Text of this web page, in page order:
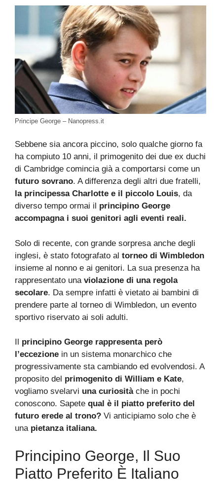
Principe George – Nanopress.it
Sebbene sia ancora piccino, solo qualche giorno fa
ha compiuto 10 anni, il primogenito dei due ex duchi
di Cambridge comincia già a comportarsi come un
futuro sovrano. A differenza degli altri due fratelli,
la principessa Charlotte e il piccolo Louis, da
diverso tempo ormai il principino George
accompagna i suoi genitori agli eventi reali.
Solo di recente, con grande sorpresa anche degli
inglesi, è stato fotografato al torneo di Wimbledon
insieme al nonno e ai genitori. La sua presenza ha
rappresentato una violazione di una regola
secolare. Da sempre infatti è vietato ai bambini di
prendere parte al torneo di Wimbledon, un evento
sportivo riservato ai soli adulti.
principino George rappresenta però
l’eccezione in un sistema monarchico che
progressivamente sta cambiando ed evolvendosi. A
proposito del primogenito di William e Kate,
vogliamo svelarvi una curiositàche in pochi
conoscono. Sapete qual è il piatto preferito del
futuro erede al trono? Vi anticipiamo solo che è
una pietanza italiana.
Principino George, Il Suo
Piatto Preferito È Italiano